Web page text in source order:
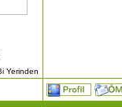
Yerinden